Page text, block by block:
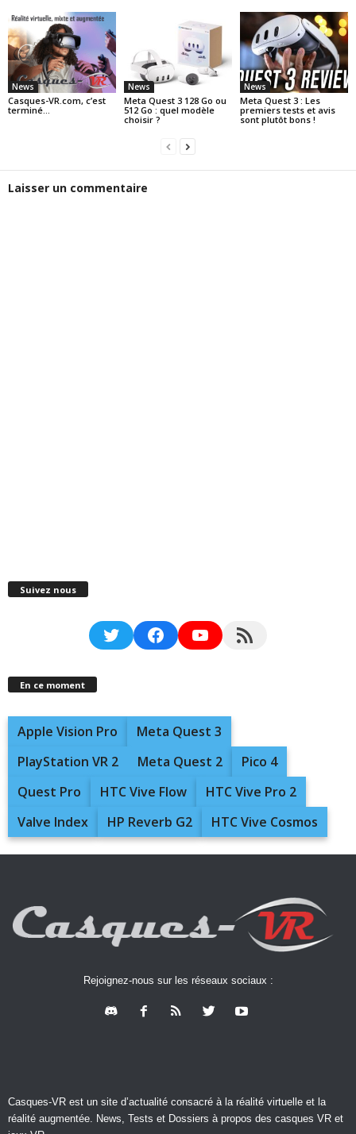
News
Casques-VR.com, c’est
terminé…
News
Meta Quest 3 128 Go ou
512 Go : quel modèle
choisir ?
News
Meta Quest 3 : Les
premiers tests et avis
sont plutôt bons !
Laisser un commentaire
Suivez nous
TwitterFacebookYouTubeRSS Feed
En ce moment
Apple Vision Pro
Meta Quest 3
PlayStation VR 2
Meta Quest 2
Pico 4
Quest Pro
HTC Vive Flow
HTC Vive Pro 2
Valve Index
HP Reverb G2 HTC Vive Cosmos
Rejoignez-nous sur les réseaux sociaux :
Casques-VR est un site d’actualité consacré à la réalité virtuelle et la
réalité augmentée. News, Tests et Dossiers à propos des casques VR et